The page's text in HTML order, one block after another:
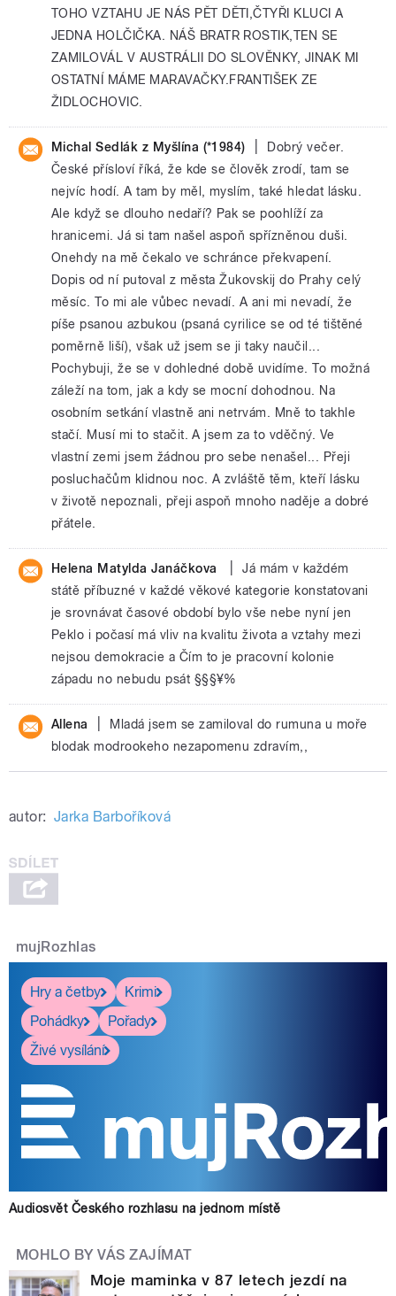
TOHO VZTAHU JE NÁS PĚT DĚTI,ČTYŘI KLUCI A
JEDNA HOLČIČKA. NÁŠ BRATR ROSTIK,TEN SE
ZAMILOVÁL V AUSTRÁLII DO SLOVĚNKY, JINAK MI
OSTATNÍ MÁME MARAVAČKY.FRANTIŠEK ZE
ŽIDLOCHOVIC.
Michal Sedlák z Myšlína (*1984)
Dobrý večer.
České přísloví říká, že kde se člověk zrodí, tam se
nejvíc hodí. A tam by měl, myslím, také hledat lásku.
Ale když se dlouho nedaří? Pak se poohlíží za
hranicemi. Já si tam našel aspoň spřízněnou duši.
Onehdy na mě čekalo ve schránce překvapení.
Dopis od ní putoval z města Žukovskij do Prahy celý
měsíc. To mi ale vůbec nevadí. A ani mi nevadí, že
píše psanou azbukou (psaná cyrilice se od té tištěné
poměrně liší), však už jsem se ji taky naučil...
Pochybuji, že se v dohledné době uvidíme. To možná
záleží na tom, jak a kdy se mocní dohodnou. Na
osobním setkání vlastně ani netrvám. Mně to takhle
stačí. Musí mi to stačit. A jsem za to vděčný. Ve
vlastní zemi jsem žádnou pro sebe nenašel... Přeji
posluchačům klidnou noc. A zvláště těm, kteří lásku
v životě nepoznali, přeji aspoň mnoho naděje a dobré
přátele.
Helena Matylda Janáčkova
Já mám v každém
státě příbuzné v každé věkové kategorie konstatovani
je srovnávat časové období bylo vše nebe nyní jen
Peklo i počasí má vliv na kvalitu života a vztahy mezi
nejsou demokracie a Čím to je pracovní kolonie
západu no nebudu psát §§§¥%
Allena
Mladá jsem se zamiloval do rumuna u moře
blodak modrookeho nezapomenu zdravím,,
autor: Jarka Barboříková
mujRozhlas
Hry a četby
Krimi
Pohádky
Pořady
Živé vysílání
Audiosvět Českého rozhlasu na jednom místě
MOHLO BY VÁS ZAJÍMAT
Moje maminka v 87 letech jezdí na